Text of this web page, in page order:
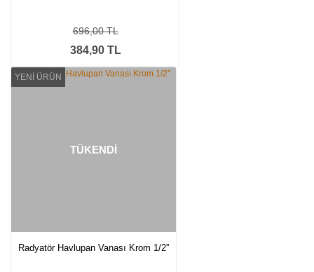
384,90 TL
696,00 TL
YENİ ÜRÜN
TÜKENDİ
Radyatör Havlupan Vanası Krom 1/2''